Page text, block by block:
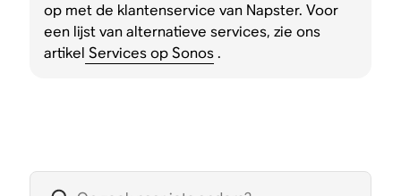
op met de klantenservice van Napster. Voor
een lijst van alternatieve services, zie ons
artikel Services op Sonos.